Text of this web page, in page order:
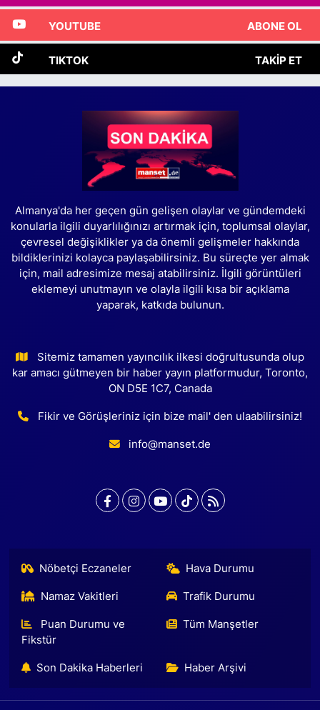
YOUTUBE ABONE OL
TIKTOK TAKIP ET
Almanya'da her geçen gün gelişen olaylar ve gündemdeki
konularla ilgili duyarlılığınızı artırmak için, toplumsal olaylar,
çevresel değişiklikler ya da önemli gelişmeler hakkında
bildiklerinizi kolayca paylaşabilirsiniz. Bu süreçte yer almak
için, mail adresimize mesaj atabilirsiniz. İlgili görüntüleri
eklemeyi unutmayın ve olayla ilgili kısa bir açıklama
yaparak, katkıda bulunun.
Sitemiz tamamen yayıncılık ilkesi doğrultusunda olup
kar amacı gütmeyen bir haber yayın platformudur, Toronto,
ON D5E 1C7, Canada
Fikir ve Görüşleriniz için bize mail' den ulaabilirsiniz!
info@manset.de
Nöbetçi Eczaneler Hava Durumu
Namaz Vakitleri Trafik Durumu
Puan Durumu ve
Fikstür
Tüm Manşetler
Son Dakika Haberleri Haber Arşivi